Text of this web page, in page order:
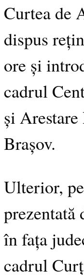
Curtea de
dispus
ore și
cadrul
și Arestare
Brașov.
Ulterior,
prezentată
în fața
cadrul